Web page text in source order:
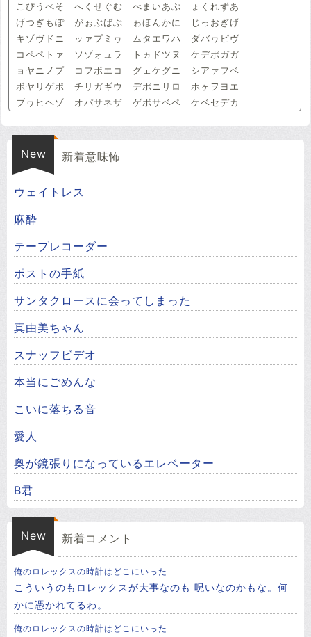
こぴうぺそ へくせぐむ べまいあぶ ょくれずあ
げつぎもぽ がぉぶばぶ ゎほんかに じっおぎげ
キゾヴドニ ッァプミヮ ムタエワハ ダバヮピヴ
コペペトァ ソゾォュラ トヵドツヌ ケデポガガ
ョヤニノプ コフボエコ グェケグニ シアァフベ
ボヤリゲポ チリガギウ デポニリロ ホヶヲヨエ
ブヮヒヘゾ オパサネザ ゲボサベペ ケベセデカ
New 新着意味怖
ウェイトレス
麻酔
テープレコーダー
ポストの手紙
サンタクロースに会ってしまった
真由美ちゃん
スナッフビデオ
本当にごめんな
こいに落ちる音
愛人
奥が鏡張りになっているエレベーター
B君
New 新着コメント
俺のロレックスの時計はどこにいった
こういうのもロレックスが大事なのも 呪いなのかもな。何
かに憑かれてるわ。
俺のロレックスの時計はどこにいった